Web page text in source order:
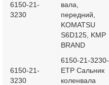
6150-21-
3230
вала,
передний,
KOMATSU
S6D125, KMP
BRAND
6150-21-
3230
6150-21-3230-
ETP Сальник
коленвала